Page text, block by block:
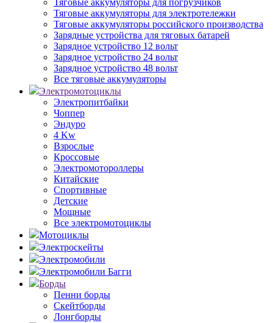
Тяговые аккумуляторы для погрузчиков
Тяговые аккумуляторы для электротележки
Тяговые аккумуляторы российского производства
Зарядные устройства для тяговых батарей
Зарядное устройство 12 вольт
Зарядное устройство 24 вольт
Зарядное устройство 48 вольт
Все тяговые аккумуляторы
Электромотоциклы
Электропитбайки
Чоппер
Эндуро
4 Kw
Взрослые
Кроссовые
Электромотороллеры
Китайские
Спортивные
Детские
Мощные
Все электромотоциклы
Мотоциклы
Электроскейты
Электромобили
Электромобили Багги
Борды
Пенни борды
Скейтборды
Лонгборды